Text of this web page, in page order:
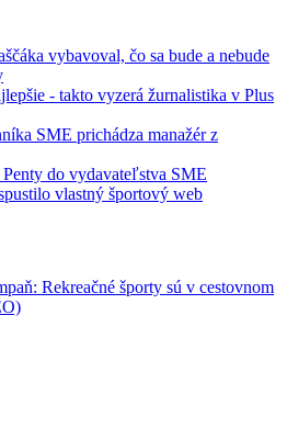
vybavoval, čo sa bude a nebude
- takto vyzerá žurnalistika v Plus
SME prichádza manažér z
do vydavateľstva SME
vlastný športový web